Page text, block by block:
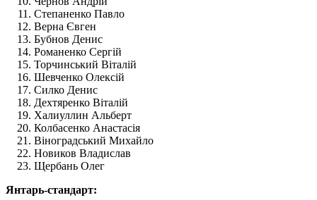
Степаненко Павло
Верна Євген
Бубнов Денис
Романенко Сергій
Торчинський Віталій
Шевченко Олексій
Силко Денис
Дехтяренко Віталій
Халиуллин Альберт
Колбасенко Анастасія
Віноградський Михайло
Новиков Владислав
Щербань Олег
Янтарь-стандарт: